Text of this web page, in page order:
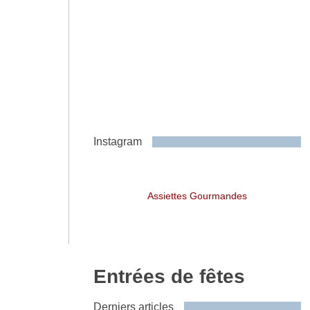
Instagram
Assiettes Gourmandes
Entrées de fêtes
Derniers articles